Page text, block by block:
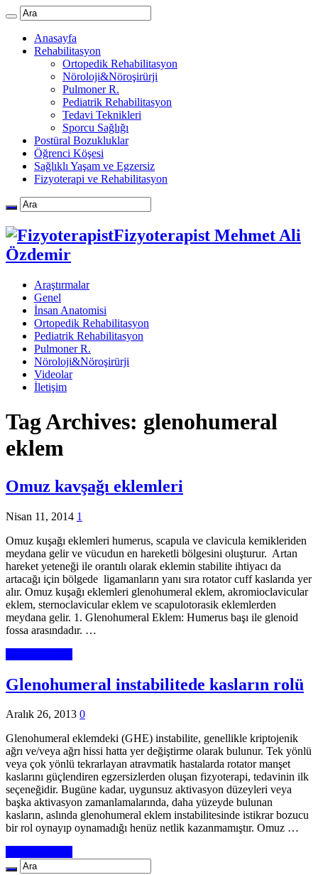
Anasayfa
Rehabilitasyon
Ortopedik Rehabilitasyon
Nöroloji&Nöroşirürji
Pulmoner R.
Pediatrik Rehabilitasyon
Tedavi Teknikleri
Sporcu Sağlığı
Postüral Bozukluklar
Öğrenci Köşesi
Sağlıklı Yaşam ve Egzersiz
Fizyoterapi ve Rehabilitasyon
Fizyoterapist Mehmet Ali
Özdemir
Araştırmalar
Genel
İnsan Anatomisi
Ortopedik Rehabilitasyon
Pediatrik Rehabilitasyon
Pulmoner R.
Nöroloji&Nöroşirürji
Videolar
İletişim
Tag Archives: glenohumeral
eklem
Omuz kavşağı eklemleri
Nisan 11, 2014 1
Omuz kuşağı eklemleri humerus, scapula ve clavicula kemikleriden
meydana gelir ve vücudun en hareketli bölgesini oluşturur. Artan
hareket yeteneği ile orantılı olarak eklemin stabilite ihtiyacı da
artacağı için bölgede ligamanların yanı sıra rotator cuff kaslarıda yer
alır. Omuz kuşağı eklemleri glenohumeral eklem, akromioclavicular
eklem, sternoclavicular eklem ve scapulotorasik eklemlerden
meydana gelir. 1. Glenohumeral Eklem: Humerus başı ile glenoid
fossa arasındadır. …
Glenohumeral instabilitede kasların rolü
Aralık 26, 2013 0
Glenohumeral eklemdeki (GHE) instabilite, genellikle kriptojenik
ağrı ve/veya ağrı hissi hatta yer değiştirme olarak bulunur. Tek yönlü
veya çok yönlü tekrarlayan atravmatik hastalarda rotator manşet
kaslarını güçlendiren egzersizlerden oluşan fizyoterapi, tedavinin ilk
seçeneğidir. Bugüne kadar, uygunsuz aktivasyon düzeyleri veya
başka aktivasyon zamanlamalarında, daha yüzeyde bulunan
kasların, aslında glenohumeral eklem instabilitesinde istikrar bozucu
bir rol oynayıp oynamadığı henüz netlik kazanmamıştır. Omuz …